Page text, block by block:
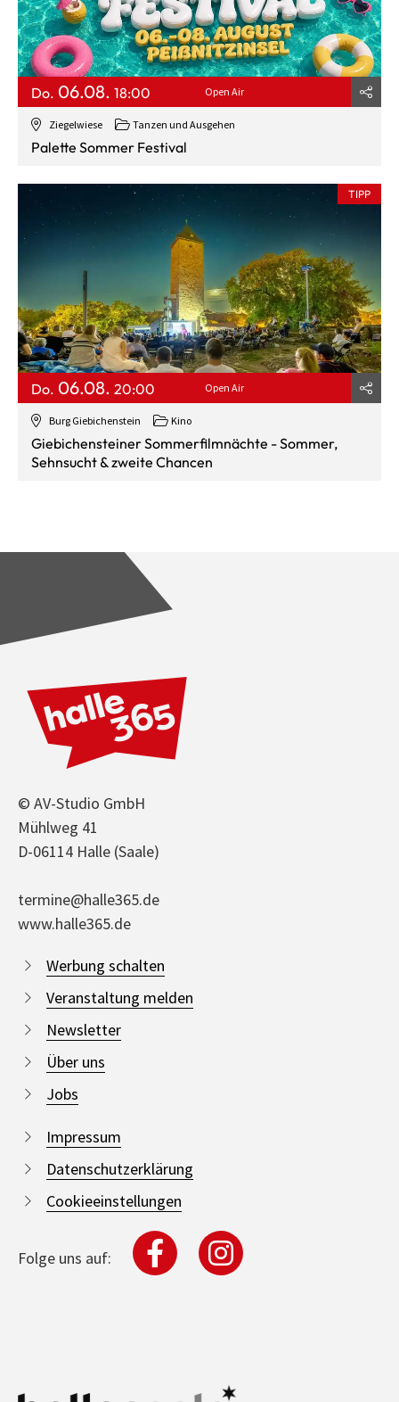
Ziegelwiese Tanzen und Ausgehen
Do. 06.08. 18:00 Open Air
Palette Sommer Festival
Burg Giebichenstein Kino
TIPP
Do. 06.08. 20:00 Open Air
Giebichensteiner Sommerfilmnächte - Sommer,
Sehnsucht & zweite Chancen
© AV-Studio GmbH
Mühlweg 41
D-06114 Halle (Saale)
termine@halle365.de
www.halle365.de
Werbung schalten
Veranstaltung melden
Newsletter
Über uns
Jobs
Impressum
Datenschutzerklärung
Cookieeinstellungen
Folge uns auf: